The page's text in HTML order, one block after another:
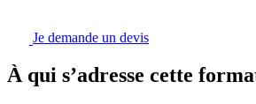
Je demande un devis
À qui s’adresse cette